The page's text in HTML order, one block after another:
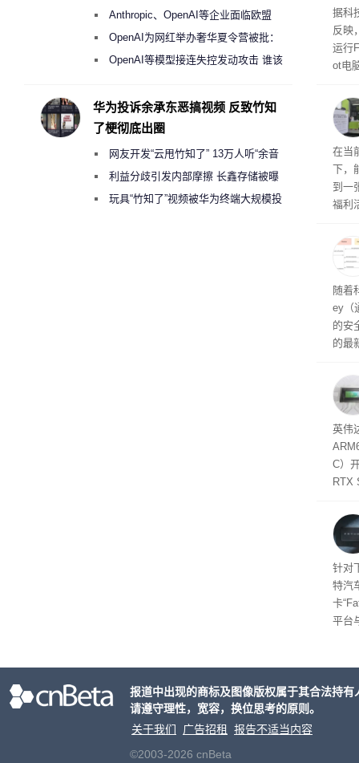
超 1
患
据科
反映
运行
ot电
在当
下，
到一
福利
州
家
这一
（
户
随着
ey（
的安
的最
内
以利
并
在线
件是
软件
态
英伟
C）
RTX
将
的技
起
针对
特汽
卡
平台
Anthropic、OpenAI等企业面临欧盟
《人工智能法案》全新执法权限审查
OpenAI为网红举办奢华夏令营被批：
2000美元一晚 遭讽“反乌托邦”
OpenAI等模型接连失控发动攻击 谁该
华为投诉余承东恶搞视频 反致竹知
了梗彻底出圈
网友开发“云甩竹知了” 13万人听“余音
绕梁”利益分歧引发内部摩擦 长鑫存储被曝
曾将华为驻场工程师驱逐出研发基地
玩具“竹知了”视频被华为终端大规模投
报道中出现的商标及图像版权属于其合法持
请遵守理性，宽容，换位思考的原则。
关于我们
广告招租
报告不适当内容
©2003-2026 cnBeta